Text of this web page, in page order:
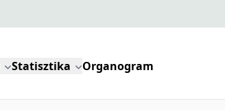
Statisztika Organogram